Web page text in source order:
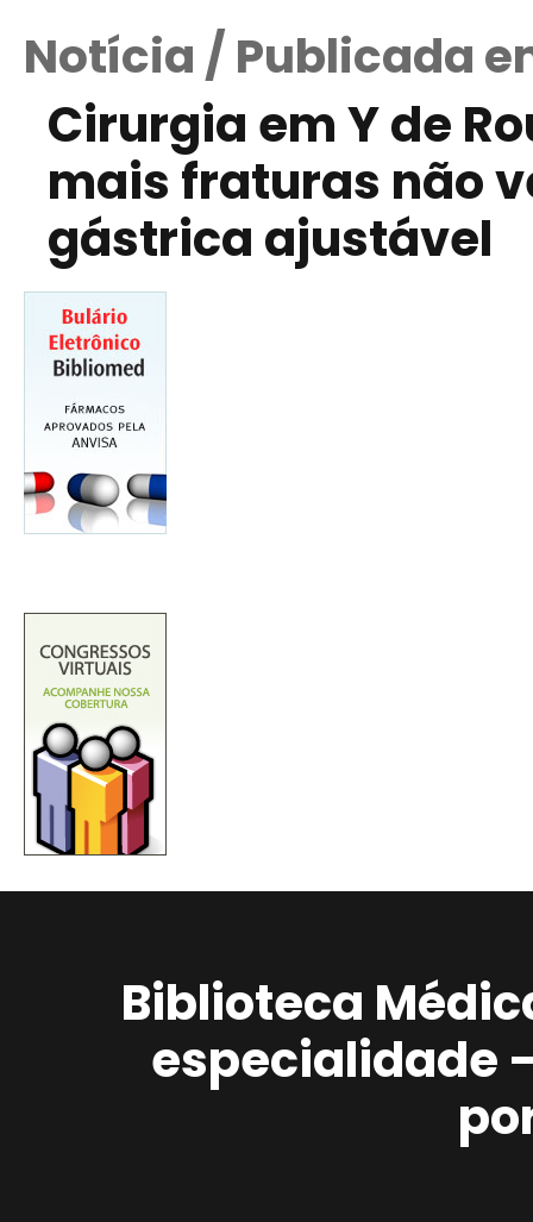
Notícia / Publicada
Cirurgia em Y de
mais fraturas não
gástrica ajustável
Biblioteca
especialidade